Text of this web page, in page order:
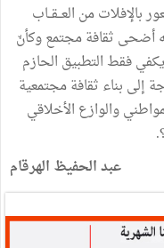
من العــقــاب
أضحى ثقافة مجتمع وكأنّ
فقط التطبيق الحازم
إلى بناء ثقافة مجتمعية
والوازع الأخلاقي
عبد الحفيظ الهرقام